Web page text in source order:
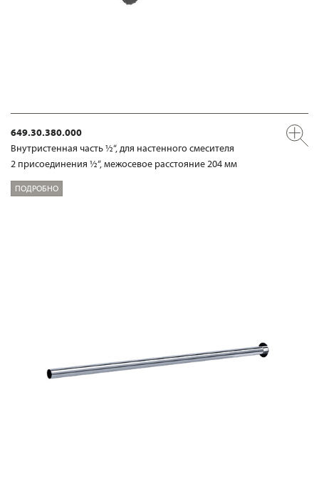
649.30.380.000
Внутристенная часть ½“, для настенного смесителя
2 присоединения ½“, межосевое расстояние 204 мм
ПОДРОБНО